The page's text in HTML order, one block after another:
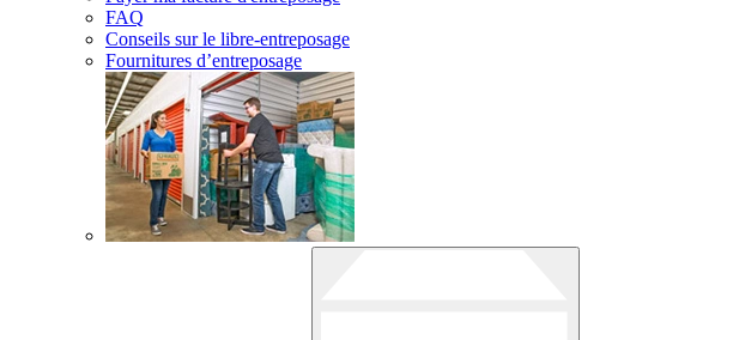
FAQ
Conseils sur le libre-entreposage
Fournitures d’entreposage